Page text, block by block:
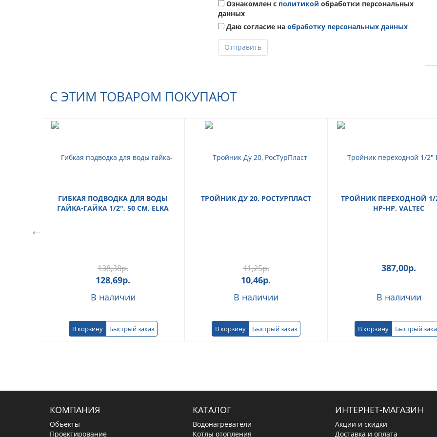
Ознакомлен с политикой обработки персональных
данных
Даю согласие на обработку персональных данных
Отправить
С ЭТИМ ТОВАРОМ ПОКУПАЮТ
ГИБКАЯ ПОДВОДКА ДЛЯ ВОДЫ
ГАЙКА-ГАЙКА 1/2", 50 СМ, ELKA
138,38р.
128,69р.
В наличии
В корзину Быстрый заказ
ТРОЙНИК ДУ 20, РОСТУРПЛАСТ
11,25р.
10,46р.
В наличии
В корзину Быстрый заказ
ТРОЙНИК ПЕРЕХОДНОЙ 1/
НР-НР, VALTEC
387,00р.
В наличии
В корзину Быстрый
КОМПАНИЯ
Объекты
Проектирование
КАТАЛОГ
Водонагреватели
Котлы отопления
ИНТЕРНЕТ-МАГАЗИН
Акции и скидки
Доставка и оплата